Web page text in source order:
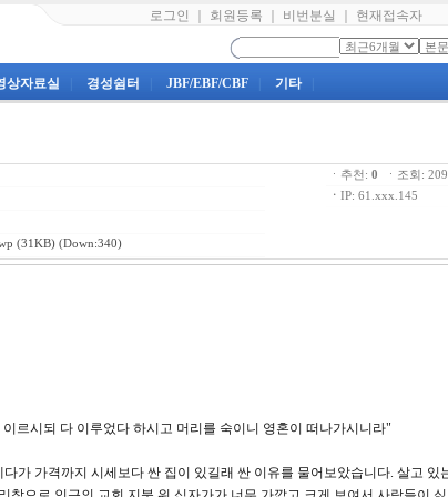
로그인 회원등록 비번분실 현재접속자
상자료실 경성쉼터 JBF/EBF/CBF 기타
(31KB) (Down:340)
ㆍ추천: 0 ㆍ조회:
ㆍ IP: 61.xxx.145
르시되 다 이루었다 하시고 머리를 숙이니 영혼이 떠나가시니라"
가 가격까지 시세보다 싼 집이 있길래 싼 이유를 물어보았습니다. 살고 있